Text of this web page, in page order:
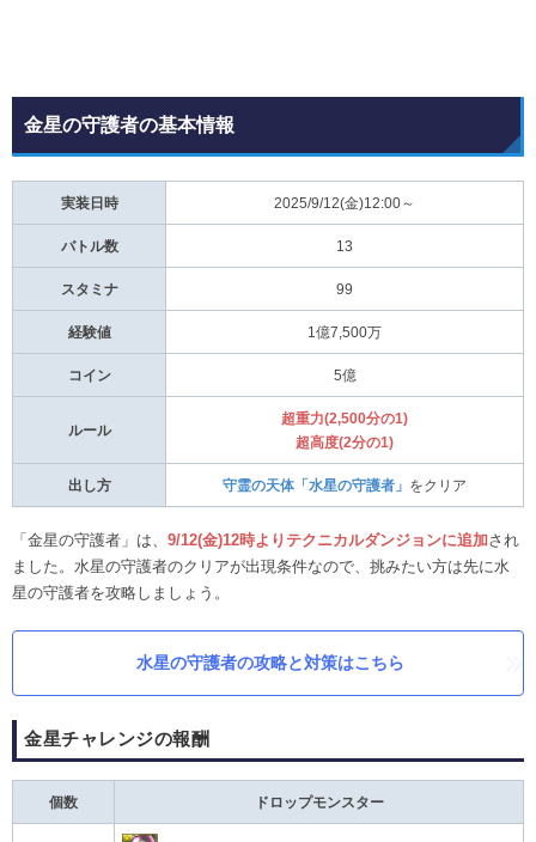
金星の守護者の基本情報
実装日時 2025/9/12(金)12:00～
バトル数 13
スタミナ 99
経験値 1億7,500万
コイン 5億
ルール
超重力(2,500分の1)
超高度(2分の1)
出し方 守霊の天体「水星の守護者」 をクリア
「金星の守護者」は、 9/12(金)12時よりテクニカルダンジョンに追加され
ました。水星の守護者のクリアが出現条件なので、挑みたい方は先に水
星の守護者を攻略しましょう。
水星の守護者の攻略と対策はこちら
金星チャレンジの報酬
個数 ドロップモンスター